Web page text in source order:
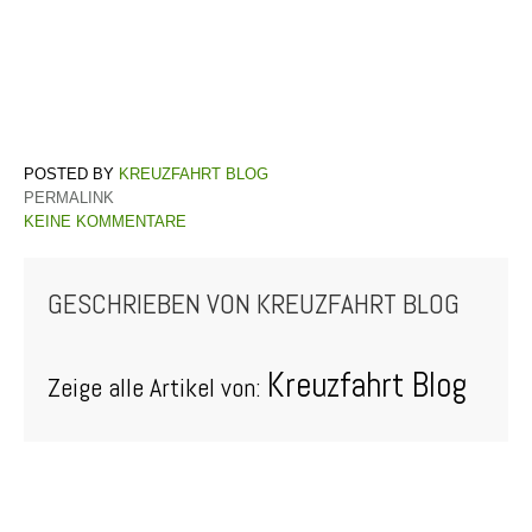
KREUZFAHRT BLOG
PERMALINK
KEINE KOMMENTARE
GESCHRIEBEN VON KREUZFAHRT BLOG
Zeige alle Artikel von: Kreuzfahrt Blog